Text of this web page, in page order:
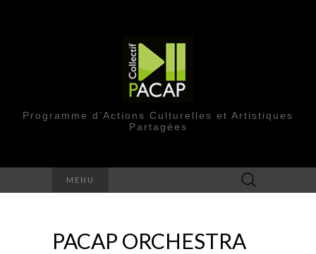
Programme d’Actions Culturelles et Artistiques
Partagées
MENU Rechercher :
PACAP ORCHESTRA